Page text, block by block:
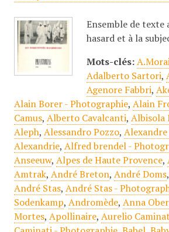
Ensemble de
hasard et à la
Mots-clés:
Adalberto Sartori,
Agenore Fabbri,
Alain Borer - Photographie, Alain
Camus, Alberto Cavalcanti, Albisola
Aleph, Alessandro Pozzo, Alexandre
Alexandrie, Alfred brendel -
Anseeuw, Alpes de Haute Provence,
Amtrak, André Breton, André Doms,
André Stas, André Stas -
Sodenkamp, Andromède, Anna
Mortes, Apollinaire, Aurelio